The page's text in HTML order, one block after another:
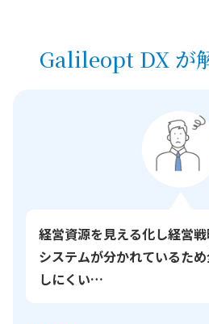
Galileopt DX が
経営資源を見える化し経営戦
システムが分かれているた
しにくい…